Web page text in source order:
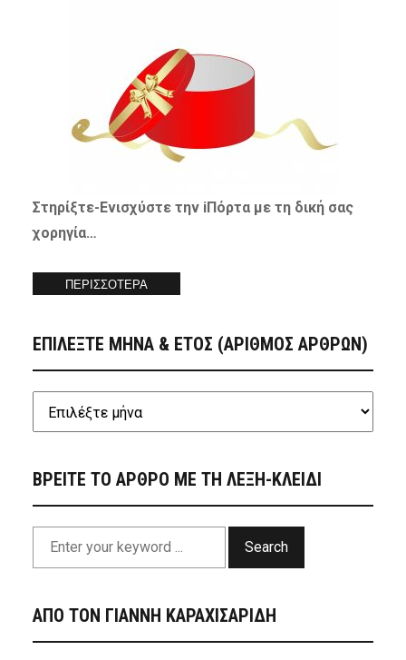
Στηρίξτε-Ενισχύστετην iΠόρτα με τη δική σας
χορηγία…
ΠΕΡΙΣΣΟΤΕΡΑ
ΕΠΙΛΕΞΤΕ ΜΗΝΑ & ΕΤΟΣ (ΑΡΙΘΜΟΣ ΑΡΘΡΩΝ)
ΒΡΕΙΤΕ ΤΟ ΑΡΘΡΟ ΜΕ ΤΗ ΛΕΞΗ-ΚΛΕΙΔΙ
Search
ΑΠΟ ΤΟΝ ΓΙΑΝΝΗ ΚΑΡΑΧΙΣΑΡΙΔΗ